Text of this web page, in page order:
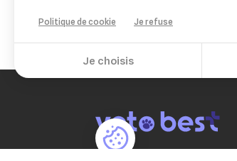
Politique de cookie Je refuse
Je choisis